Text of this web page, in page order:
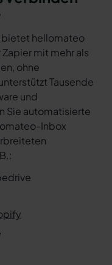
bietet hellomateo
mit mehr als
ohne
Tausende
und
Sie automatisierte
Inbox